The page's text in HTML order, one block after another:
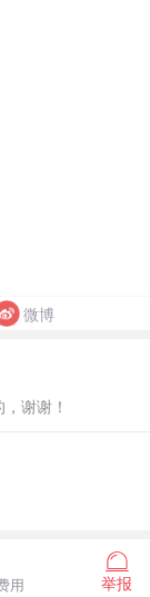
微博
谢谢！
用 举报